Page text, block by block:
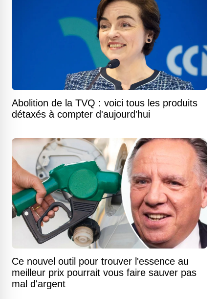
Abolition de la TVQ : voici tous les produits
détaxés à compter d'aujourd'hui
Ce nouvel outil pour trouver l'essence au
meilleur prix pourrait vous faire sauver pas
mal d'argent